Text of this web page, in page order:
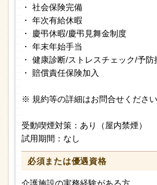
・ 社会保険完備
・ 年次有給休暇
・ 慶弔休暇/慶弔見舞金制度
・ 年末年始手当
・ 健康診断/ストレスチェック/予防
・ 賠償責任保険加入
※ 規約等の詳細はお問合せください
受動喫煙対策：あり（屋内禁煙）
試用期間：なし
必須または優遇資格